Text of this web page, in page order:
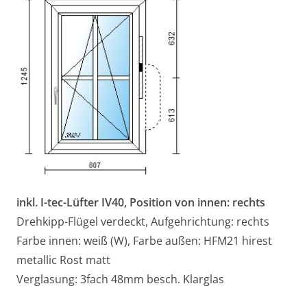
inkl. I-tec-Lüfter IV40, Position von innen: rechts
Drehkipp-Flügel verdeckt, Aufgehrichtung: rechts
Farbe innen: weiß (W), Farbe außen: HFM21 hirest
metallic Rost matt
Verglasung: 3fach 48mm besch. Klarglas